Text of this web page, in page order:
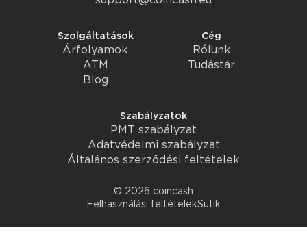
Szolgáltatások
Árfolyamok
ATM
Blog
Cég
Rólunk
Tudástár
Szabályzatok
PMT szabályzat
Adatvédelmi szabályzat
Általános szerződési feltételek
© 2026 coincash
Felhasználási feltételekSütik